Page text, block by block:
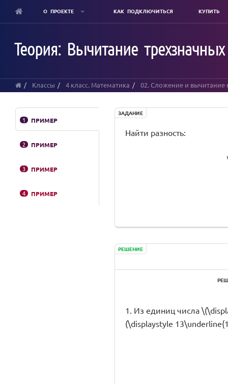
content
О ПРОЕКТЕ КАК ПОДКЛЮЧИТЬСЯ КУПИТЬ
Теория: Вычитание
Классы 4 класс. Математика 02. Сложение и вычитание
1 ПРИМЕР
2 ПРИМЕР
3 ПРИМЕР
4 ПРИМЕР
ЗАДАНИЕ
Найти разность:
РЕШЕНИЕ
1. Из единиц числа
(\displaystyle